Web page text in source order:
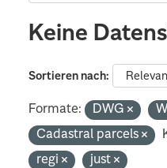
Keine
Sortieren nach
Formate: DWG
Cadastral parcels
regi
just